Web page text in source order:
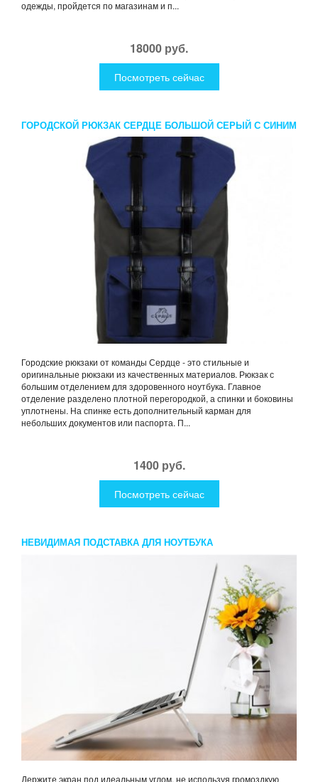
одежды, пройдется по магазинам и п...
18000 руб.
Посмотреть сейчас
ГОРОДСКОЙ РЮКЗАК СЕРДЦЕ БОЛЬШОЙ СЕРЫЙ С СИНИМ
Городские рюкзаки от команды Сердце - это стильные и
оригинальные рюкзаки из качественных материалов. Рюкзак с
большим отделением для здоровенного ноутбука. Главное
отделение разделено плотной перегородкой, а спинки и боковины
уплотнены. На спинке есть дополнительный карман для
небольших документов или паспорта. П...
1400 руб.
Посмотреть сейчас
НЕВИДИМАЯ ПОДСТАВКА ДЛЯ НОУТБУКА
Держите экран под идеальным углом, не используя громоздкую